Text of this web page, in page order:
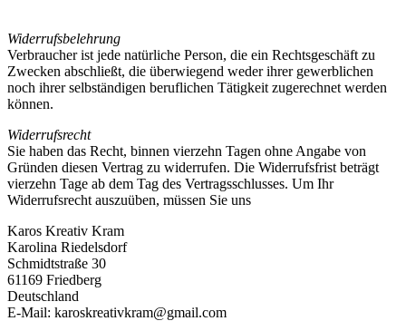
Widerrufsbelehrung
Verbraucher ist jede natürliche Person, die ein Rechtsgeschäft zu
Zwecken abschließt, die überwiegend weder ihrer gewerblichen
noch ihrer selbständigen beruflichen Tätigkeit zugerechnet werden
können.
Widerrufsrecht
Sie haben das Recht, binnen vierzehn Tagen ohne Angabe von
Gründen diesen Vertrag zu widerrufen. Die Widerrufsfrist beträgt
vierzehn Tage ab dem Tag des Vertragsschlusses. Um Ihr
Widerrufsrecht auszuüben, müssen Sie uns
Karos Kreativ Kram
Karolina Riedelsdorf
Schmidtstraße 30
61169 Friedberg
Deutschland
E-Mail: karoskreativkram@gmail.com